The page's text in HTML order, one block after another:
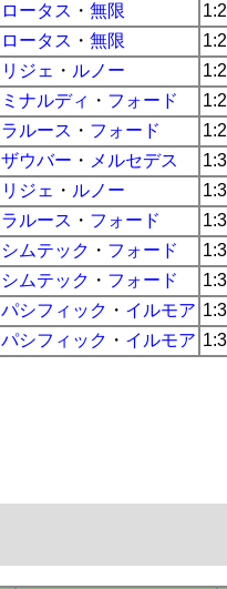
ロータス ・ 無限
ロータス ・ 無限
リジェ ・ ルノー
ミナルディ ・ フォード
ラルース ・ フォード
ザウバー ・ メルセデス
リジェ ・ ルノー
ラルース ・ フォード
シムテック ・ フォード
シムテック ・ フォード
パシフィック ・ イルモア
パシフィック ・ イルモア